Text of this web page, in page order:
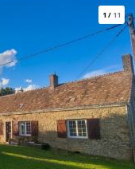
1/ 11